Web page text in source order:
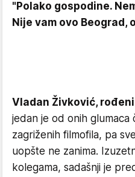
"Polako gospodine.
Nije vam ovo Beograd,
Vladan Živković,
jedan je od onih glumaca
zagriženih filmofila, pa
uopšte ne zanima.
kolegama, sadašnji je